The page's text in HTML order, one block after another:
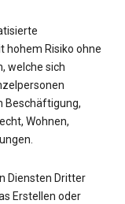
hohem Risiko ohne
welche sich
Beschäftigung,
Wohnen,
Diensten Dritter
Erstellen oder